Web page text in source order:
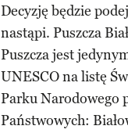
Decyzję będzie
nastąpi. Puszcza
Puszcza jest
UNESCO na listę
Parku Narodowego
Państwowych: